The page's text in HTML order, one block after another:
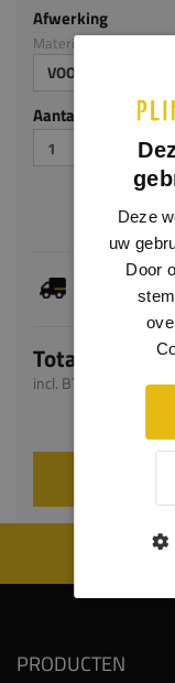
Afwerking
Materiaal: Grenen (RAL)
VOORGELAKT
Aantal stuks
Dit
Totaal
incl. BTW
WIJ
PRODUCTEN
Deze
uw
Door